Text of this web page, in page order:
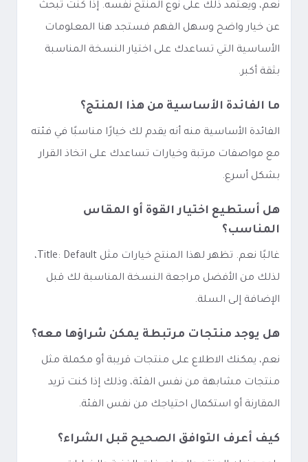
نعم، ويعتمد ذلك على نوع المنتج نفسه. إذا كنت تبحث
عن خيار واضح وسهل الفهم فستجد هنا المعلومات
الأساسية التي تساعدك على اختيار النسخة المناسبة
بثقة أكبر.
ما الفائدة الأساسية من هذا المنتج؟
الفائدة الأساسية منه أنه يقدم لك خيارًا مناسبًا في فئته
مع مواصفات مرتبة وخيارات تساعدك على اتخاذ القرار
بشكل أسرع.
هل أستطيع اختيار القوة أو المقاس
المناسب؟
غالبًا نعم. تظهر لهذا المنتج خيارات مثل Title: Default،
لذلك من الأفضل مراجعة النسخة المناسبة لك قبل
الإضافة إلى السلة.
هل يوجد منتجات مرتبطة يمكن شراؤها معه؟
نعم، يمكنك الاطلاع على منتجات قريبة أو مكملة مثل
منتجات مشابهة من نفس الفئة، وذلك إذا كنت تريد
المقارنة أو استكمال احتياجك من نفس الفئة.
كيف أعرف التوافق الصحيح قبل الشراء؟